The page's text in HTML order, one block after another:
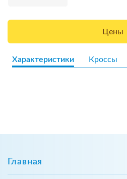
Цены
Характеристики Кроссы
Главная